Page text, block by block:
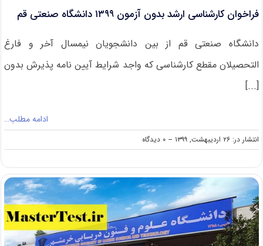
فراخوان کارشناسی ارشد بدون آزمون ۱۳۹۹ دانشگاه صنعتی قم
دانشگاه صنعتی قم از بین دانشجویان نیمسال آخر و فارغ
التحصیلان مقطع کارشناسی که واجد شرایط آیین نامه پذیرش بدون
[...]
ادامه مطلب…
انتشار در: ۲۶ اردیبهشت, ۱۳۹۹ -- ۰ دیدگاه
on
فراخوان
ارشد
بدون
آزمون
۱۳۹۹
دانشگاه
صنعتی
قم